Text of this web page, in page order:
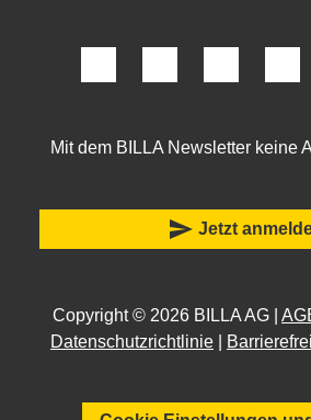
Mit dem BILLA Newsletter keine
send Jetzt
Copyright © 2026 BILLA AG |
Datenschutzrichtlinie